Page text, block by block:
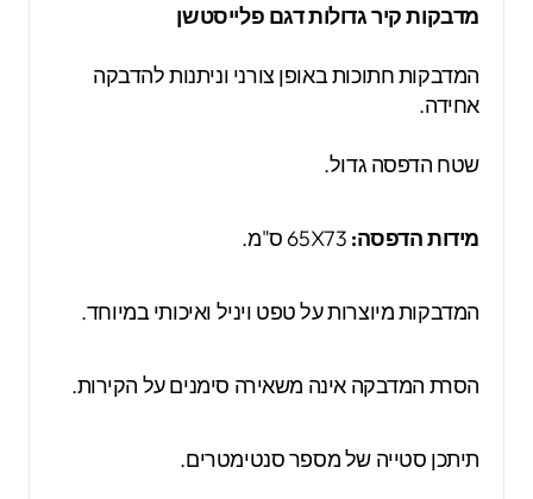
מדבקות קיר גדולות דגם פלייסטשן
המדבקות חתוכות באופן צורני וניתנות להדבקה
אחידה.
שטח הדפסה גדול.
מידות הדפסה:65X73 ס"מ.
המדבקות מיוצרות על טפט ויניל ואיכותי במיוחד.
הסרת המדבקה אינה משאירה סימנים על הקירות.
תיתכן סטייה של מספר סנטימטרים.